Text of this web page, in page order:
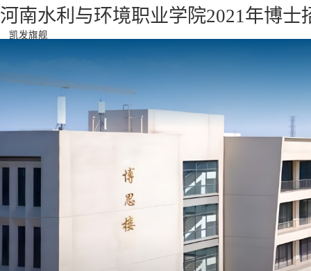
河南水利与环境职业学院2021年博士
凯发旗舰